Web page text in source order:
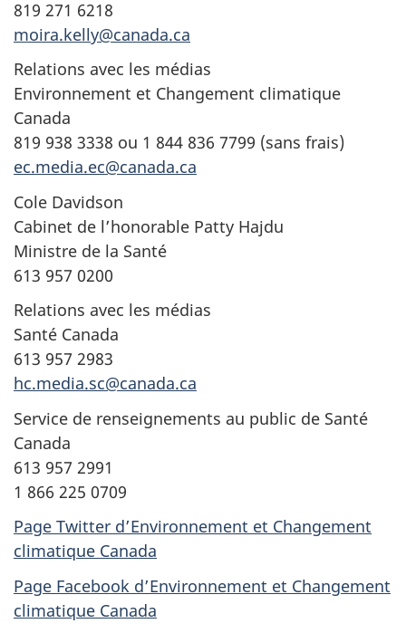
819 271 6218
moira.kelly@canada.ca
Relations avec les médias
Environnement et Changement climatique
Canada
819 938 3338 ou 1 844 836 7799 (sans frais)
ec.media.ec@canada.ca
Cole Davidson
Cabinet de l’honorable Patty Hajdu
Ministre de la Santé
613 957 0200
Relations avec les médias
Santé Canada
613 957 2983
hc.media.sc@canada.ca
Service de renseignements au public de Santé
Canada
613 957 2991
1 866 225 0709
Page Twitter d’Environnement et Changement
climatique Canada
Page Facebook d’Environnement et Changement
climatique Canada